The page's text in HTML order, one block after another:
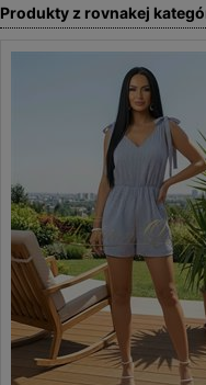
Produkty z rovnakej